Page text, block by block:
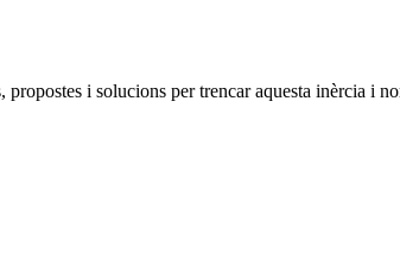
i solucions per trencar aquesta inèrcia i